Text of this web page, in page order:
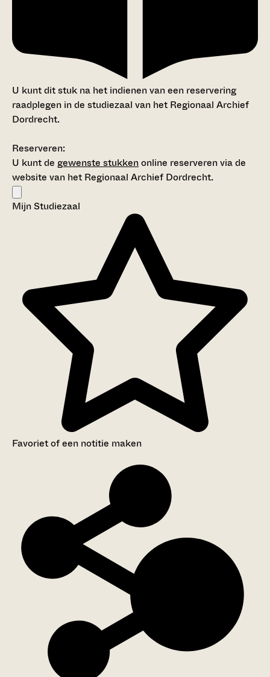
U kunt dit stuk na het indienen van een reservering
raadplegen in de studiezaal van het Regionaal Archief
Dordrecht.
Reserveren:
U kunt de gewenste stukkenonline reserveren via de
website van het Regionaal Archief Dordrecht.
Mijn Studiezaal
Favoriet of een notitie maken